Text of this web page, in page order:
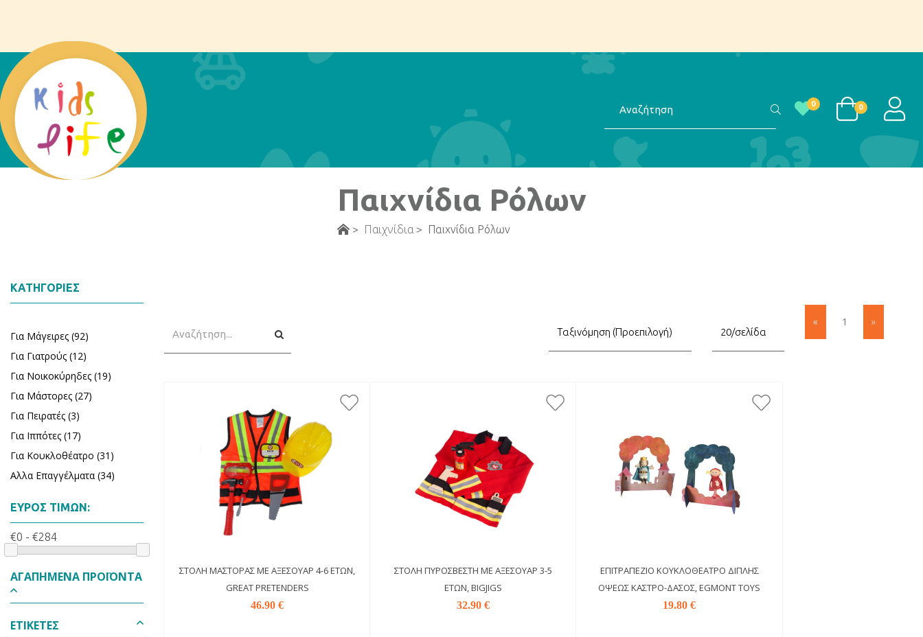
0 0
Παιχνίδια Ρόλων
> Παιχνίδια > Παιχνίδια Ρόλων
ΚΑΤΗΓΟΡΊΕΣ
Για Μάγειρες (92)
Για Γιατρούς (12)
Για Νοικοκύρηδες (19)
Για Μάστορες (27)
Για Πειρατές (3)
Για Ιππότες (17)
Για Κουκλοθέατρο (31)
Αλλα Επαγγέλματα (34)
ΕΎΡΟΣ ΤΙΜΏΝ:
€0 - €284
ΑΓΑΠΗΜΈΝΑ ΠΡΟΪΌΝΤΑ
ΕΤΙΚΈΤΕΣ
Αναζήτηση
« 1 »
ΣΤΟΛΉ ΜΆΣΤΟΡΑΣ ΜΕ ΑΞΕΣΟΥΆΡ 4-6 ΕΤΏΝ,
GREAT PRETENDERS
46.90 €
ΣΤΟΛΉ ΠΥΡΟΣΒΈΣΤΗ ΜΕ ΑΞΕΣΟΥΆΡ 3-5
ΕΤΏΝ, BIGJIGS
32.90 €
ΕΠΙΤΡΑΠΈΖΙΟ ΚΟΥΚΛΟΘΈΑΤΡΟ ΔΙΠΛΉΣ
ΌΨΕΩΣ ΚΆΣΤΡΟ-ΔΆΣΟΣ, EGMONT TOYS
19.80 €